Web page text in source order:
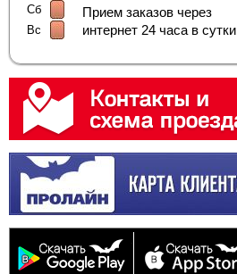
Сб
Вс
Прием заказов через
интернет 24 часа в сутки